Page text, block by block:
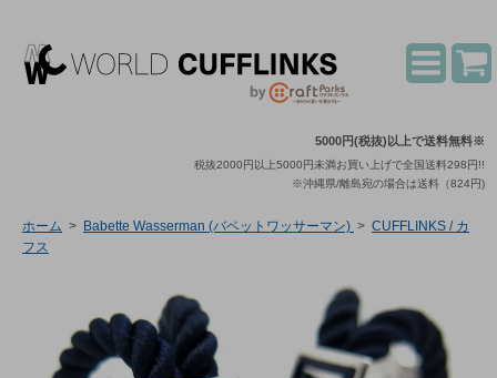
5000円(税抜)以上で送料無料※
税抜2000円以上5000円未満お買い上げで全国送料298円!!
※沖縄県/離島宛の場合は送料（824円)
ホーム > Babette Wasserman (バベットワッサーマン) > CUFFLINKS / カ
フス